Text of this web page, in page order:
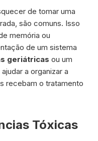
de tomar uma
são comuns. Isso
memória ou
de um sistema
geriátricas ou um
a organizar a
recebam o tratamento
Tóxicas